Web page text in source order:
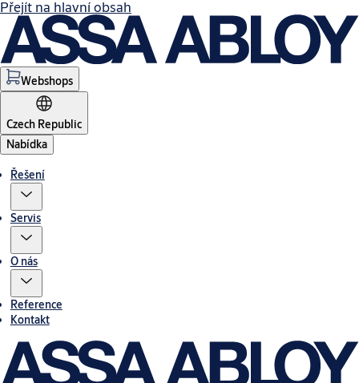
Přejít na hlavní obsah
Webshops
Czech Republic
Nabídka
Řešení
Servis
O nás
Reference
Kontakt